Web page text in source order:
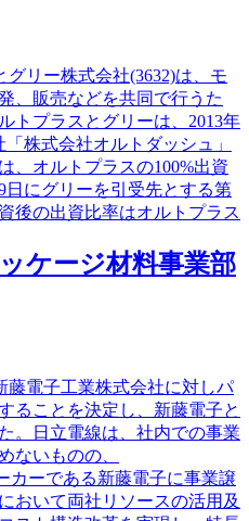
リー株式会社(3632)は、モ
、販売などを共同で行うた
トプラスとグリーは、2013年
株式会社オルトダッシュ」
、オルトプラスの100%出資
日にグリーを引受先とする第
後の出資比率はオルトプラス
ケージ材料事業部
藤電子工業株式会社に対しパ
ることを決定し、新藤電子と
。日立電線は、社内での事業
ないものの、
カーである新藤電子に事業譲
おいて両社リソースの活用及